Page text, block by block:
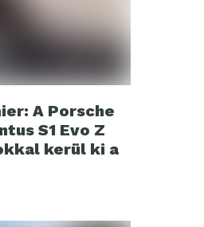
A Porsche
S1 Evo Z
kerül ki a